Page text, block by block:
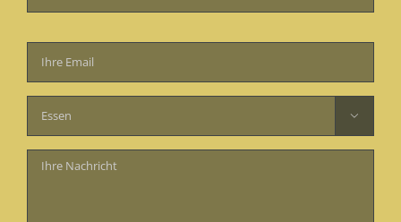
lasse
dieses
Feld
leer.
